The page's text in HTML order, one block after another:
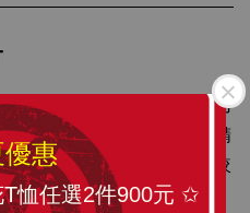
惠
恤任選2件900元 ✩
- +
加入購物車
纖維也長短不一，所以可用
，以紡出較更均勻精細的精
質感、耐洗與耐用度都有較
起毛球，不易掉棉絮。